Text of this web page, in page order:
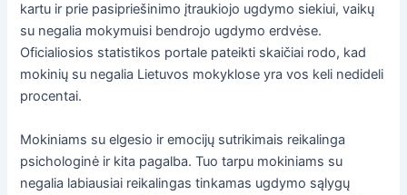
kartu ir prie pasipriešinimo įtraukiojo ugdymo siekiui, vaikų
su negalia mokymuisi bendrojo ugdymo erdvėse.
Oficialiosios statistikos portale pateikti skaičiai rodo, kad
mokinių su negalia Lietuvos mokyklose yra vos keli nedideli
procentai.
Mokiniams su elgesio ir emocijų sutrikimais reikalinga
psichologinė ir kita pagalba. Tuo tarpu mokiniams su
negalia labiausiai reikalingas tinkamas ugdymo sąlygų